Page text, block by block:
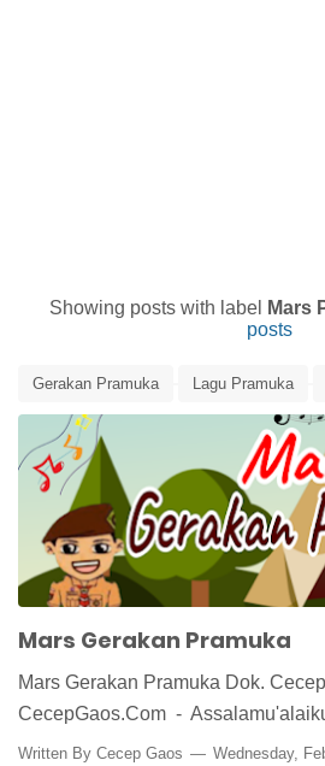
Showing posts with label Mars
posts
Gerakan Pramuka Lagu Pramuka
Mars Pramuka
Mars Gerakan Pramuka
Mars Gerakan Pramuka Dok.
CecepGaos.Com -
Written By Cecep Gaos
Wednesday,